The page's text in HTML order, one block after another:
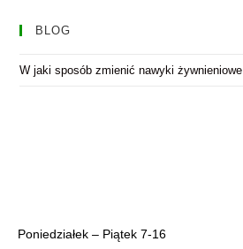
BLOG
W jaki sposób zmienić nawyki żywnieniowe
Poniedziałek – Piątek 7-16